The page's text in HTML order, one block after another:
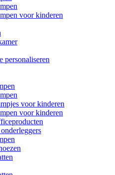
voor kinderen
personaliseren
voor kinderen
voor kinderen